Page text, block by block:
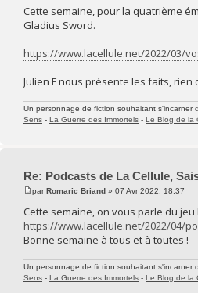
Cette semaine, pour la quatrième
Gladius Sword.
https://www.lacellule.net/2022/03/
Julien F nous présente les faits,
Un personnage de fiction souhaitant s'incarner
Sens - La Guerre des Immortels - Le Blog de la
Re: Podcasts de La Cellule,
parRomaric Briand » 07 Avr 2022, 18:37
Cette semaine, on vous parle du
https://www.lacellule.net/2022/04/
Bonne semaine à tous et à toutes !
Un personnage de fiction souhaitant s'incarner
Sens - La Guerre des Immortels - Le Blog de la